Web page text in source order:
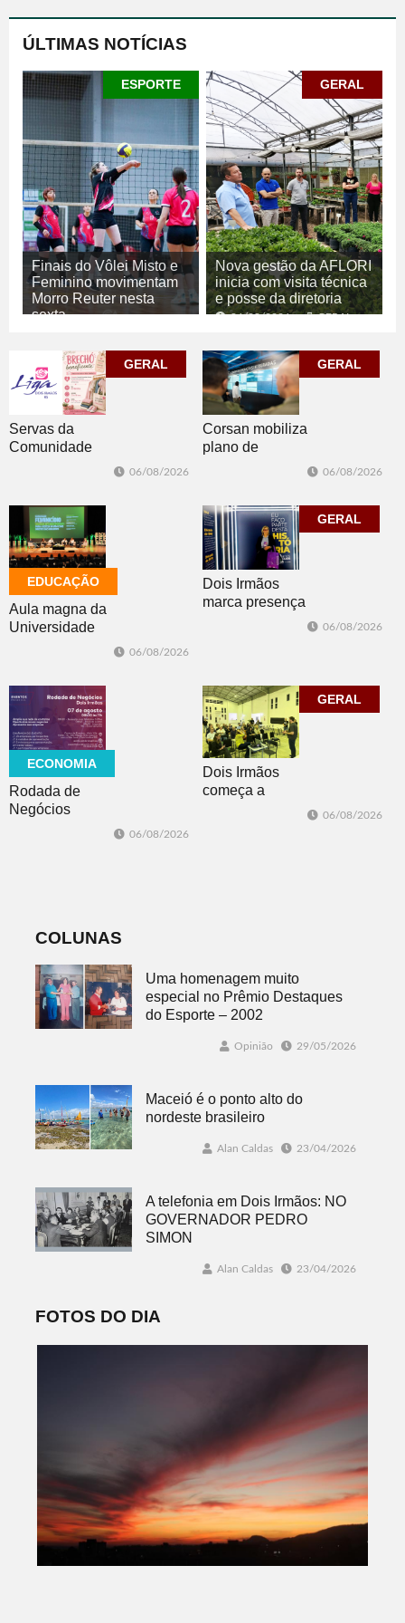
ÚLTIMAS NOTÍCIAS
ESPORTE
Finais do Vôlei Misto e
Feminino movimentam
Morro Reuter nesta
sexta
ESPORTE
GERAL
Nova gestão da AFLORI
inicia com visita técnica
e posse da diretoria
06/08/2026 GERAL
GERAL
Servas da
Comunidade
06/08/2026
GERAL
Corsan mobiliza
plano de
temporais no RS
06/08/2026
EDUCAÇÃO
Aula magna da
Universidade
acadêmica em
debate sobre o
feminicídio
06/08/2026
GERAL
Dois Irmãos
marca presença
06/08/2026
ECONOMIA
Rodada de
Negócios
06/08/2026
GERAL
Dois Irmãos
começa a
06/08/2026
COLUNAS
Uma homenagem muito
especial no Prêmio Destaques
do Esporte – 2002
Opinião 29/05/2026
Maceió é o ponto alto do
nordeste brasileiro
Alan Caldas 23/04/2026
A telefonia em Dois Irmãos: NO
GOVERNADOR PEDRO
SIMON
Alan Caldas 23/04/2026
FOTOS DO DIA